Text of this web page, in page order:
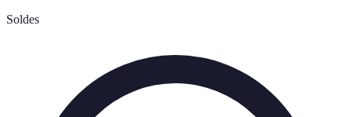
Soldes